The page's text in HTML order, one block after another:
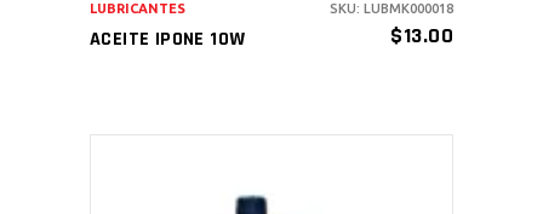
ACEITE IPONE 10W $13.00
LUBRICANTES SKU: LUBMK000018